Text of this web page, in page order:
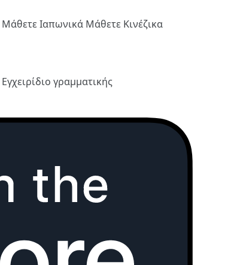
Μάθετε Ιαπωνικά Μάθετε Κινέζικα
Εγχειρίδιο γραμματικής